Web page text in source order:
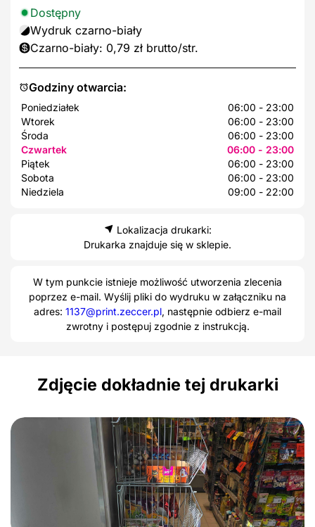
Godziny otwarcia:
Poniedziałek
06:00 - 23:00
Wtorek
06:00 - 23:00
Środa
06:00 - 23:00
Czwartek
06:00 - 23:00
Piątek
06:00 - 23:00
Sobota
06:00 - 23:00
Niedziela
09:00 - 22:00
Dostępny
Wydruk czarno-biały
Czarno-biały: 0,79 zł brutto/str.
Lokalizacja drukarki:
Drukarka znajduje się w sklepie.
W tym punkcie istnieje możliwość utworzenia zlecenia
poprzez e-mail. Wyślij pliki do wydruku w załączniku na
adres: 1137@print.zeccer.pl, następnie odbierz e-mail
zwrotny i postępuj zgodnie z instrukcją.
Zdjęcie dokładnie tej drukarki